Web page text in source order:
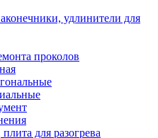
удлинители для
проколов
для разогрева